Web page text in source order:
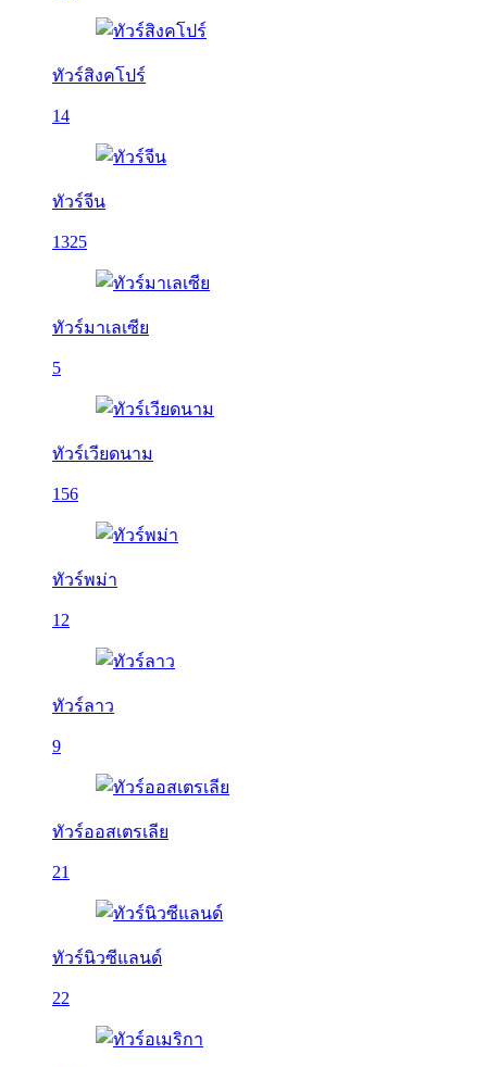
ทัวร์สิงคโปร์
14
ทัวร์จีน
1325
ทัวร์มาเลเซีย
5
ทัวร์เวียดนาม
156
ทัวร์พม่า
12
ทัวร์ลาว
9
ทัวร์ออสเตรเลีย
21
ทัวร์นิวซีแลนด์
22